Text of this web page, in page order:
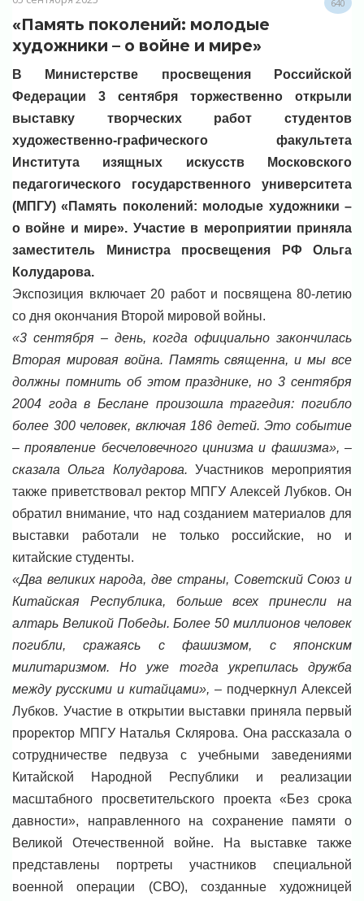
640
«Память поколений: молодые
художники – о войне и мире»
В Министерстве просвещения Российской
Федерации 3 сентября торжественно открыли
выставку творческих работ студентов
художественно-графического факультета
Института изящных искусств Московского
педагогического государственного университета
(МПГУ) «Память поколений: молодые художники –
о войне и мире». Участие в мероприятии приняла
заместитель Министра просвещения РФ Ольга
Колударова.
Экспозиция включает 20 работ и посвящена 80-летию
со дня окончания Второй мировой войны.
«3 сентября – день, когда официально закончилась
Вторая мировая война. Память священна, и мы все
должны помнить об этом празднике, но 3 сентября
2004 года в Беслане произошла трагедия: погибло
более 300 человек, включая 186 детей. Это событие
– проявление бесчеловечного цинизма и фашизма», –
сказала Ольга Колударова. Участников мероприятия
также приветствовал ректор МПГУ Алексей Лубков. Он
обратил внимание, что над созданием материалов для
выставки работали не только российские, но и
китайские студенты.
«Два великих народа, две страны, Советский Союз и
Китайская Республика, больше всех принесли на
алтарь Великой Победы. Более 50 миллионов человек
погибли, сражаясь с фашизмом, с японским
милитаризмом. Но уже тогда укрепилась дружба
между русскими и китайцами», – подчеркнул Алексей
Лубков. Участие в открытии выставки приняла первый
проректор МПГУ Наталья Склярова. Она рассказала о
сотрудничестве педвуза с учебными заведениями
Китайской Народной Республики и реализации
масштабного просветительского проекта «Без срока
давности», направленного на сохранение памяти о
Великой Отечественной войне.
На выставке также
представлены портреты участников специальной
военной операции (СВО), созданные художницей